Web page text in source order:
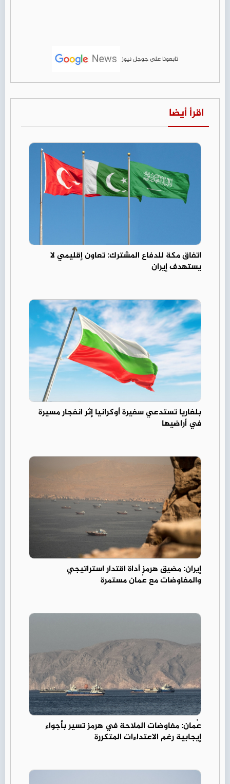
تابعونا على جوجل نيوز
اقرأ أيضا
اتفاق مكة للدفاع المشترك: تعاون إقليمي لا
يستهدف إيران
بلغاريا تستدعي سفيرة أوكرانيا إثر انفجار مسيرة
في أراضيها
إيران: مضيق هرمز أداة اقتدار استراتيجي
والمفاوضات مع عُمان مستمرة
عُمان: مفاوضات الملاحة في هرمز تسير بأجواء
إيجابية رغم الاعتداءات المتكررة